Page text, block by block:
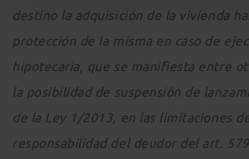
destino la adquisición de la vivienda
protección de la misma en caso de
hipotecaria, que se manifiesta entre
la posibilidad de suspensión de
de la Ley 1/2013, en las limitaciones
responsabilidad del deudor del art.